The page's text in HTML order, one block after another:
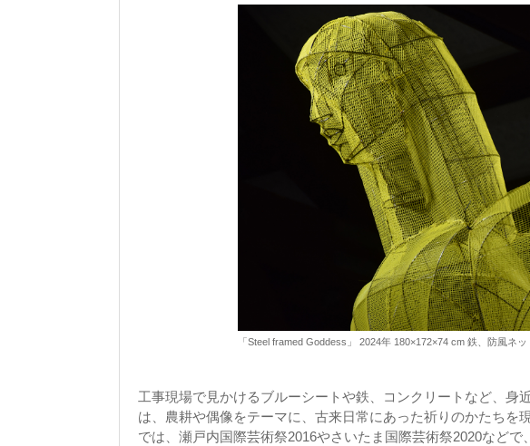
「Steel framed Goddess」 2024年 180×172×74 cm 鉄、防風ネッ
工事現場で見かけるブルーシートや鉄、コンクリートなど、身
は、農耕や偶像をテーマに、古来日常にあった祈りのかたちを
では、瀬戸内国際芸術祭2016やさいたま国際芸術祭2020など